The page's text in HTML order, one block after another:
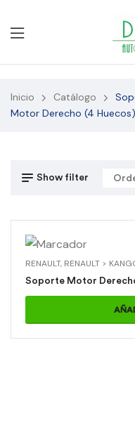
Inicio Catálogo
Motor Derecho (4 Huecos)
Show filter
RENAULT, RENAULT >